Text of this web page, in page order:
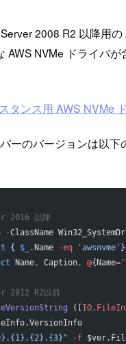
2008 R2 以降用の
AWS NVMe ドライバが
タンス用 AWS NVMe
ーのバージョンは以下
2016 以降
-ClassName
{ $_ .Name -eq 'awsnvme' }
Name, Caption, @{Name=
2012 R2以前
([
-f